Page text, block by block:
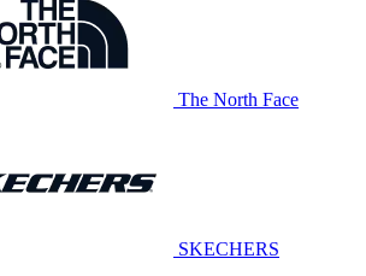
The North Face
SKECHERS